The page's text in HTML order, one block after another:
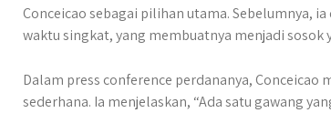
Conceicao sebagai pilihan utama. Sebelumnya,
waktu singkat, yang membuatnya menjadi
Dalam press conference perdananya,
sederhana. Ia menjelaskan, “Ada satu gawang